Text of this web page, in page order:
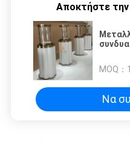
Αποκτήστε την
MOQ：
Να